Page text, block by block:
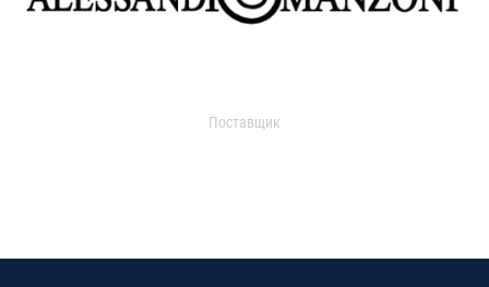
Поставщик